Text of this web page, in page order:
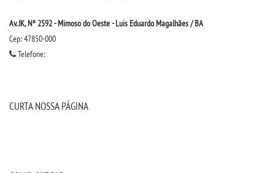
Av. JK, Nº 2592 - Mimoso do Oeste - Luis Eduardo Magalhães / BA
Cep: 47850-000
Telefone:
CURTA NOSSA PÁGINA